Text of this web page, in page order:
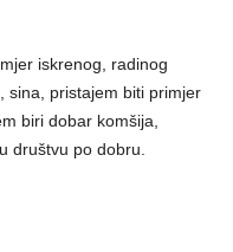
iskrenog, radinog
sina, pristajem biti primjer
biri dobar komšija,
društvu po dobru.